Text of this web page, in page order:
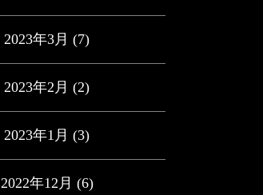
2023年3月 (7)
2023年2月 (2)
2023年1月 (3)
2022年12月 (6)